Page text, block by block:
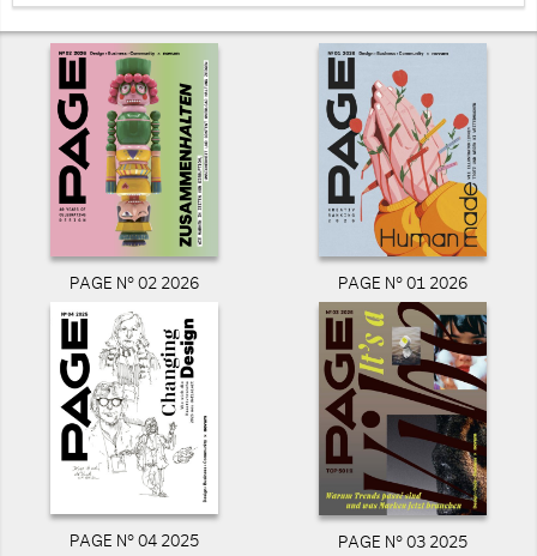
PAGE N° 02 2026 PAGE N° 01 2026
PAGE N° 04 2025 PAGE N° 03 2025